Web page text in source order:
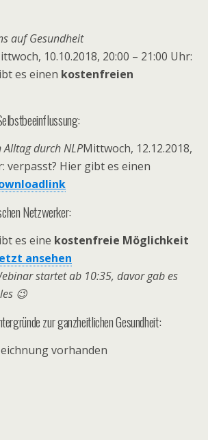
auf Gesundheit
10.10.2018, 20:00 – 21:00 Uhr:
es einen kostenfreien
durch NLPMittwoch, 12.12.2018,
verpasst? Hier gibt es einen
Netzwerker:
es eine kostenfreie Möglichkeit
ansehen
startet ab 10:35, davor gab es
😉
zur ganzheitlichen Gesundheit:
vorhanden